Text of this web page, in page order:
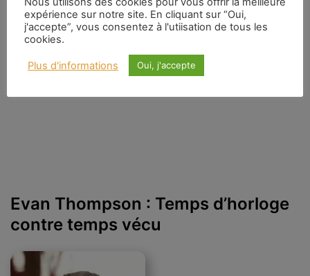
de l’esprit, étroitement liés à son étude de l’intentionnalité et de son
expression dans le langage. Il résista à la tentation éliminativiste de nier la
conscience, mais s’arrêta avant de soutenir que la conscience était
essentiellement immatérielle. Il tenta de tracer une voie médiane qu’il
causée par des processus cérébraux.
Evan Thompson : Temps d’horloge
contre temps vécu
expérience sur notre site. En cliquant sur “Oui,
j'accepte”, vous consentez à l'utiisation de tous les
cookies.
Plus d'informations Oui, j'accepte